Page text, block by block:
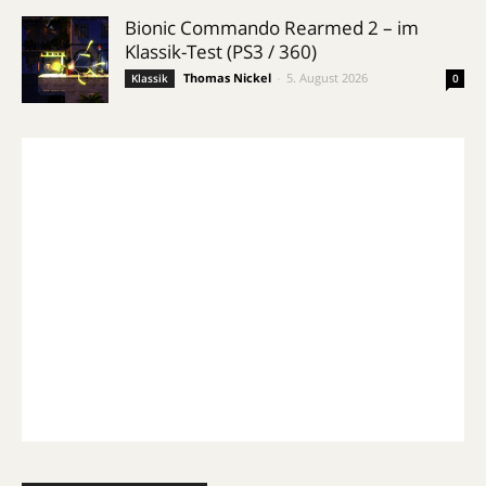
Bionic Commando Rearmed 2 – im
Klassik-Test (PS3 / 360)
Klassik Thomas Nickel 5. August 2026 0